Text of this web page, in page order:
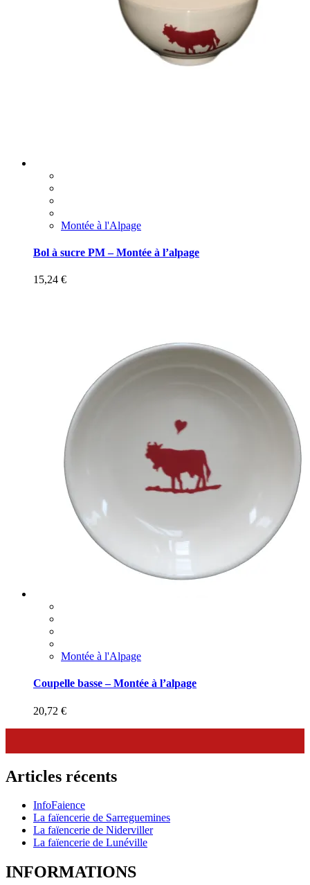
Montée à l'Alpage
Bol à sucre PM – Montée à l’alpage
15,24 €
Montée à l'Alpage
Coupelle basse – Montée à l’alpage
20,72 €
Articles récents
InfoFaience
La faïencerie de Sarreguemines
La faïencerie de Niderviller
La faïencerie de Lunéville
INFORMATIONS